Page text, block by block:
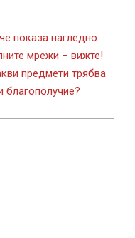
показа нагледно
мрежи – вижте!
предмети трябва